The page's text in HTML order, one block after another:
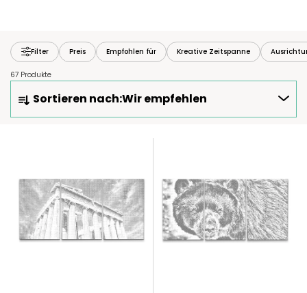
Filter Preis Empfohlen für Kreative Zeitspanne
67 Produkte
O
O
Sortieren nach:Wir empfehlen